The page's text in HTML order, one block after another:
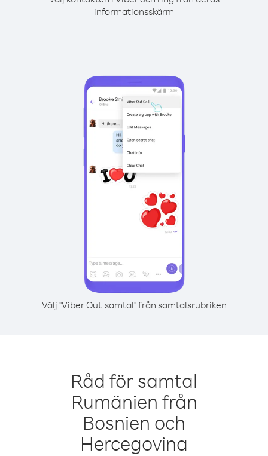
informationsskärm
Välj "Viber Out-samtal" från samtalsrubriken
Råd för samtal
Rumänien från
Bosnien och
Hercegovina